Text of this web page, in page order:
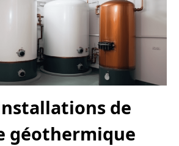
de
géothermique